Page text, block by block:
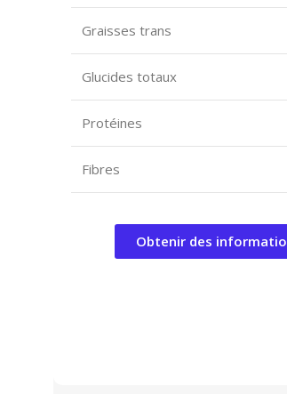
Graisses trans
Glucides totaux
Protéines
Fibres
Obtenir des